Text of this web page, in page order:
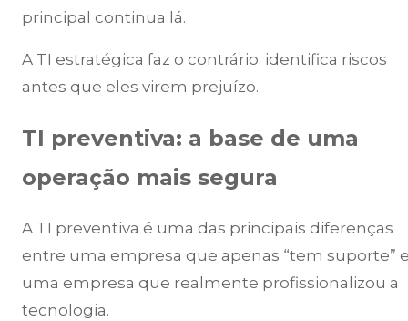
principal continua lá.
A TI estratégica faz o contrário: identifica riscos
antes que eles virem prejuízo.
TI preventiva: a base de uma
operação mais segura
A TI preventiva é uma das principais diferenças
entre uma empresa que apenas “tem suporte”
uma empresa que realmente profissionalizou a
tecnologia.